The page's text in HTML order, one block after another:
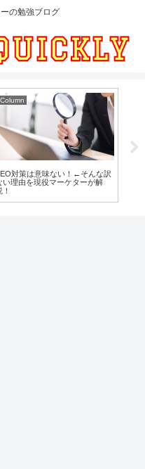
の勉強ブログ
Column
対策は意味ない！←そんな訳
い理由を現役マーケターが解